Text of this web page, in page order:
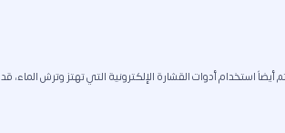
أيضاً استخدام أدوات القشارة الإلكترونية التي تهتز وترش الماء، قد